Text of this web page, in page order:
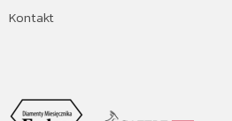
Kontakt